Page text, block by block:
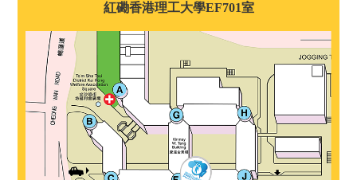
紅磡香港理工大學EF701室